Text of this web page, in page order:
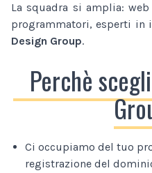
La squadra si amplia:
programmatori, esperti in
Design Group.
Perchè
Ci occupiamo del tuo
registrazione del